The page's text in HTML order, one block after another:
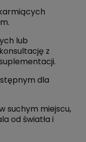
lub
z
dla
suchym miejscu,
od światła i